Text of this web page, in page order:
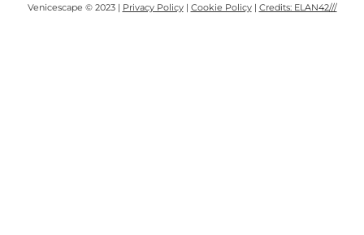
Venicescape © 2023 | Privacy Policy| Cookie Policy| Credits: ELAN42///